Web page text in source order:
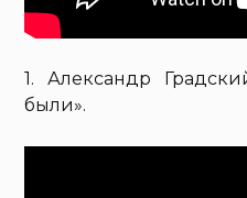
1. Александр
были».